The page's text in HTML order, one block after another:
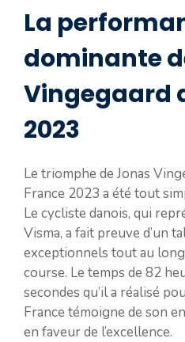
La
dominante
Vingegaard
2023
Le triomphe de Jonas
France 2023 a été tout
Le cycliste danois, qui
Visma, a fait preuve d’un
exceptionnels tout au
course. Le temps de 82
secondes qu’il a réalisé
France témoigne de son
en faveur de l’excellence.